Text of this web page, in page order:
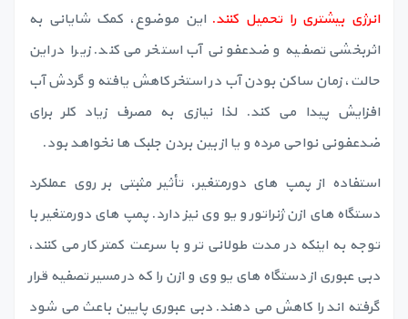
انرژی بیشتری را تحمیل کنند. این موضوع، کمک شایانی به
اثربخشی تصفیه و ضدعفونی آب استخر می کند. زیرا در این
حالت، زمان ساکن بودن آب در استخر کاهش یافته و گردش آب
افزایش پیدا می کند. لذا نیازی به مصرف زیاد کلر برای
ضدعفونی نواحی مرده و یا از بین بردن جلبک ها نخواهد بود.
استفاده از پمپ های دورمتغیر، تأثیر مثبتی بر روی عملکرد
دستگاه های ازن ژنراتور و یو وی نیز دارد. پمپ های دورمتغیر با
توجه به اینکه در مدت طولانی تر و با سرعت کمتر کار می کنند،
دبی عبوری از دستگاه های یو وی و ازن را که در مسیر تصفیه قرار
گرفته اند را کاهش می دهند. دبی عبوری پایین باعث می شود